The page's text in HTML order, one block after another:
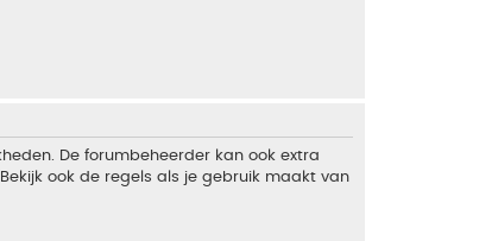
De forumbeheerder kan ook extra
ook de regels als je gebruik maakt van